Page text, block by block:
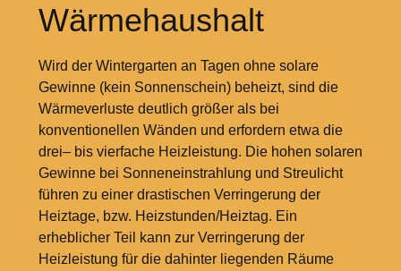
Wärmehaushalt
Wird der Wintergarten an Tagen ohne solare
Gewinne (kein Sonnenschein) beheizt, sind die
Wärmeverluste deutlich größer als bei
konventionellen Wänden und erfordern etwa die
drei– bis vierfache Heizleistung. Die hohen solaren
Gewinne bei Sonneneinstrahlung und Streulicht
führen zu einer drastischen Verringerung der
Heiztage, bzw. Heizstunden/Heiztag. Ein
erheblicher Teil kann zur Verringerung der
Heizleistung für die dahinter liegenden Räume